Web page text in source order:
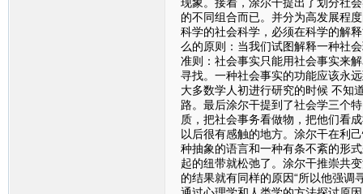
的不同组合而已。并分为高发展程
科学的社会科学，必须在科学的解
么的原则：当我们试图解释一种社
准则：社会事实只能用社会事实来
寻找。一种社会事实的功能应该永
大多数学人初进行研究的时候 不知
路。最后涂尔干提到了社会学三个
质，把社会事务看做物，把他们看
以后很有感触的地方。涂尔干在利
种抽象的语言和一种有条不紊的形
起的纽带就松弛了。涂尔干推崇共
的结果就有同样的原因“所以他强